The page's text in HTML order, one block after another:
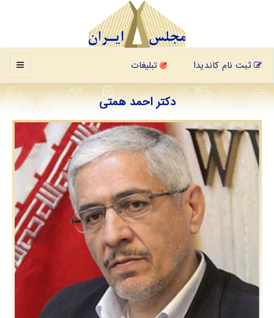
منو ثبت نام کاندیدا تبلیغات
دکتر احمد همتی